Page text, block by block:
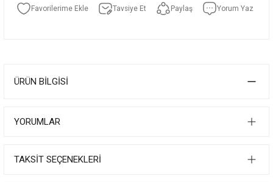
Tavsiye Et Paylaş Yorum Yaz
ÜRÜN BILGISI
YORUMLAR
TAKSIT SEÇENEKLERI